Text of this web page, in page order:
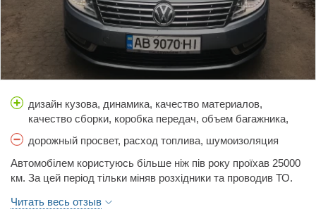
дизайн кузова, динамика, качество материалов,
качество сборки, коробка передач, объем багажника,
управляемость, цена
дорожный просвет, расход топлива, шумоизоляция
Автомобілем користуюсь більше ніж пів року проїхав 25000
км. За цей період тільки міняв розхідники та проводив ТО.
підійде для тих хто любить велику швидкість. Коробка ДСГ,
Читать весь отзыв